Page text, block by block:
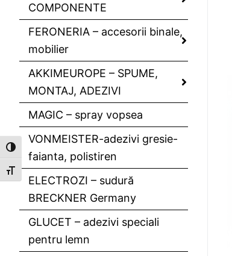
Toggle High Contrast
Toggle Font size
COMPONENTE
FERONERIA – accesorii binale,
mobilier
AKKIMEUROPE – SPUME,
MONTAJ, ADEZIVI
MAGIC – spray vopsea
VONMEISTER-adezivi gresie-
faianta, polistiren
ELECTROZI – sudură
BRECKNER Germany
GLUCET – adezivi speciali
pentru lemn